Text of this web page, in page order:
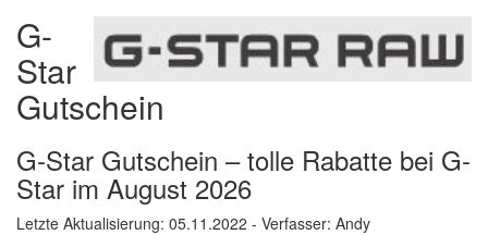
G-
Star
Gutschein
G-Star Gutschein – tolle Rabatte bei G-
Star im August 2026
Letzte Aktualisierung: 05.11.2022 - Verfasser: Andy